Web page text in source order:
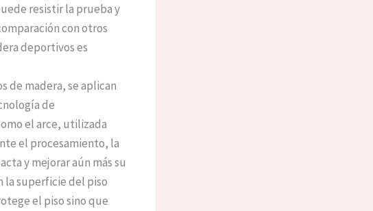
resistir la prueba y
con otros
deportivos es
de madera, se aplican
de
el arce, utilizada
el procesamiento, la
y mejorar aún más su
la superficie del piso
el piso sino que